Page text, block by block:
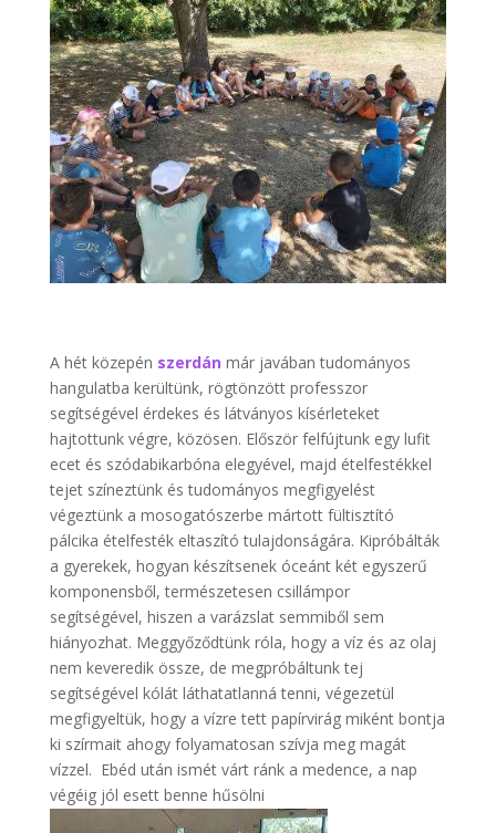
A hét közepén szerdán már javában tudományos
hangulatba kerültünk, rögtönzött professzor
segítségével érdekes és látványos kísérleteket
hajtottunk végre, közösen. Először felfújtunk egy lufit
ecet és szódabikarbóna elegyével, majd ételfestékkel
tejet színeztünk és tudományos megfigyelést
végeztünk a mosogatószerbe mártott fültisztító
pálcika ételfesték eltaszító tulajdonságára. Kipróbálták
a gyerekek, hogyan készítsenek óceánt két egyszerű
komponensből, természetesen csillámpor
segítségével, hiszen a varázslat semmiből sem
hiányozhat. Meggyőződtünk róla, hogy a víz és az olaj
nem keveredik össze, de megpróbáltunk tej
segítségével kólát láthatatlanná tenni, végezetül
megfigyeltük, hogy a vízre tett papírvirág miként bontja
ki szírmait ahogy folyamatosan szívja meg magát
vízzel. Ebéd után ismét várt ránk a medence, a nap
végéig jól esett benne hűsölni